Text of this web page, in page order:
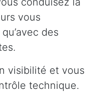
vous
des
visibilité et vous
technique.